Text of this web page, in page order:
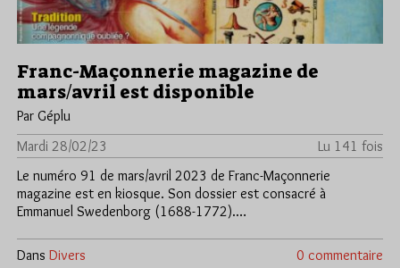
Franc-Maçonnerie magazine de
mars/avril est disponible
Par Géplu
Mardi 28/02/23
Lu 141 fois
Le numéro 91 de mars/avril 2023 de Franc-Maçonnerie
magazine est en kiosque. Son dossier est consacré à
Emmanuel Swedenborg (1688-1772).…
Dans Divers 0 commentaire